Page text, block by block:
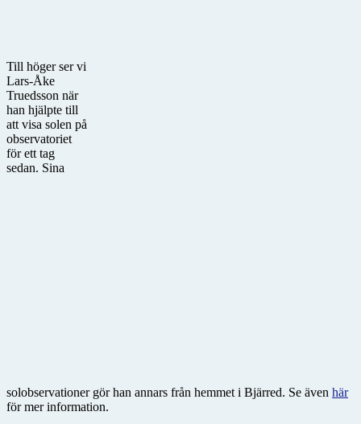
Till höger ser vi
Lars-Åke
Truedsson när
han hjälpte till
att visa solen på
observatoriet
för ett tag
sedan. Sina
solobservationer gör han annars från hemmet i Bjärred. Se även här
för mer information.